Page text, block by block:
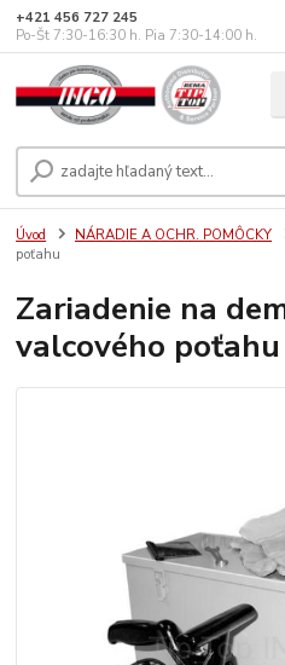
+421 456 727 245
Po-Št 7:30-16:30 h. Pia 7:30-14:00 h.
Úvod NÁRADIE A OCHR. POMÔCKY
poťahu
Zariadenie na
valcového poťahu